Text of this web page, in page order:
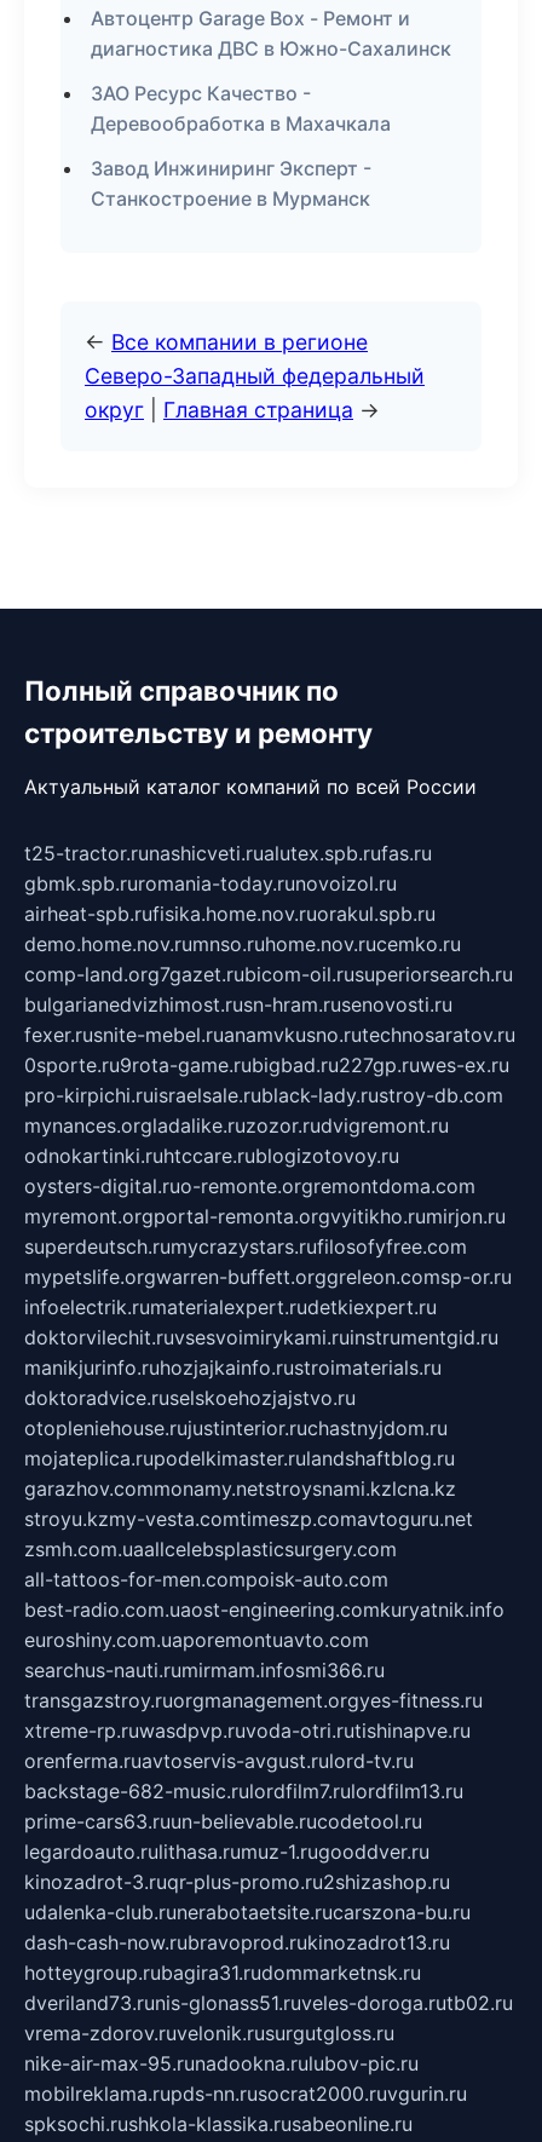
Автоцентр Garage Box - Ремонт и
диагностика ДВС в Южно-Сахалинск
ЗАО Ресурс Качество -
Деревообработка в Махачкала
Завод Инжиниринг Эксперт -
Станкостроение в Мурманск
← Все компании в регионе
Северо-Западный федеральный
округ
Главная страница →
Полный справочник по
строительству и ремонту
Актуальный каталог компаний по всей России
t25-tractor.runashicveti.rualutex.spb.rufas.ru
gbmk.spb.ruromania-today.runovoizol.ru
airheat-spb.rufisika.home.nov.ruorakul.spb.ru
demo.home.nov.rumnso.ruhome.nov.rucemko.ru
comp-land.org7gazet.rubicom-oil.rusuperiorsearch.ru
bulgarianedvizhimost.rusn-hram.rusenovosti.ru
fexer.rusnite-mebel.ruanamvkusno.rutechnosaratov.ru
0sporte.ru9rota-game.rubigbad.ru227gp.ruwes-ex.ru
pro-kirpichi.ruisraelsale.rublack-lady.rustroy-db.com
mynances.orgladalike.ruzozor.rudvigremont.ru
odnokartinki.ruhtccare.rublogizotovoy.ru
oysters-digital.ruo-remonte.orgremontdoma.com
myremont.orgportal-remonta.orgvyitikho.rumirjon.ru
superdeutsch.rumycrazystars.rufilosofyfree.com
mypetslife.orgwarren-buffett.orggreleon.comsp-or.ru
infoelectrik.rumaterialexpert.rudetkiexpert.ru
doktorvilechit.ruvsesvoimirykami.ruinstrumentgid.ru
manikjurinfo.ruhozjajkainfo.rustroimaterials.ru
doktoradvice.ruselskoehozjajstvo.ru
otopleniehouse.rujustinterior.ruchastnyjdom.ru
mojateplica.rupodelkimaster.rulandshaftblog.ru
garazhov.commonamy.netstroysnami.kzlcna.kz
stroyu.kzmy-vesta.comtimeszp.comavtoguru.net
zsmh.com.uaallcelebsplasticsurgery.com
all-tattoos-for-men.compoisk-auto.com
best-radio.com.uaost-engineering.comkuryatnik.info
euroshiny.com.uaporemontuavto.com
searchus-nauti.rumirmam.infosmi366.ru
transgazstroy.ruorgmanagement.orgyes-fitness.ru
xtreme-rp.ruwasdpvp.ruvoda-otri.rutishinapve.ru
orenferma.ruavtoservis-avgust.rulord-tv.ru
backstage-682-music.rulordfilm7.rulordfilm13.ru
prime-cars63.ruun-believable.rucodetool.ru
legardoauto.rulithasa.rumuz-1.rugooddver.ru
kinozadrot-3.ruqr-plus-promo.ru2shizashop.ru
udalenka-club.runerabotaetsite.rucarszona-bu.ru
dash-cash-now.rubravoprod.rukinozadrot13.ru
hotteygroup.rubagira31.rudommarketnsk.ru
dveriland73.runis-glonass51.ruveles-doroga.rutb02.ru
vrema-zdorov.ruvelonik.rusurgutgloss.ru
nike-air-max-95.runadookna.rulubov-pic.ru
mobilreklama.rupds-nn.rusocrat2000.ruvgurin.ru
spksochi.rushkola-klassika.rusabeonline.ru